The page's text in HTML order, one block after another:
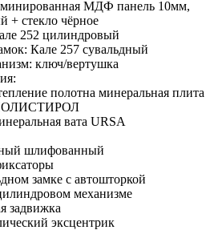
МДФ панель 10мм,
+ стекло чёрное
252 цилиндровый
Кале 257 сувальдный
ключ/вертушка
полотна минеральная плита
вата URSA
шлифованный
замке с автошторкой
механизме
задвижка
эксцентрик